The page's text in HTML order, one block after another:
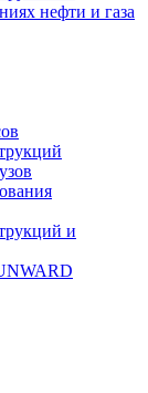
нефти и газа
и